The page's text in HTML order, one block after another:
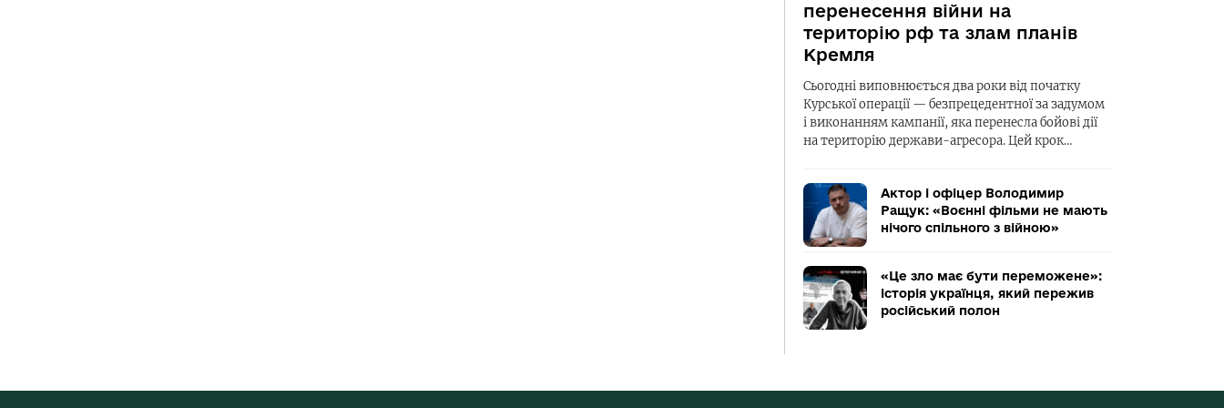
перенесення війни на
територію рф та злам планів
Кремля
Сьогодні виповнюється два роки від початку
Курської операції — безпрецедентної за задумом
і виконанням кампанії, яка перенесла бойові дії
на територію держави-агресора. Цей крок…
Актор і офіцер Володимир
Ращук: «Воєнні фільми не мають
нічого спільного з війною»
«Це зло має бути переможене»:
історія українця, який пережив
російський полон